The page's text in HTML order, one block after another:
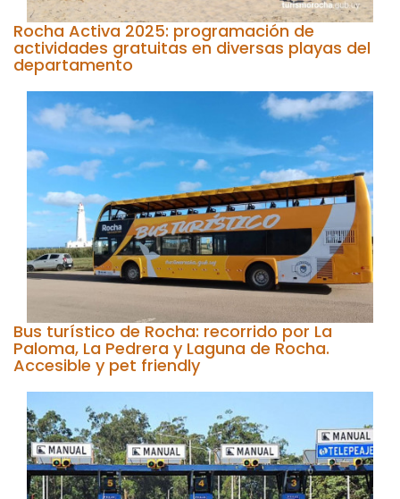
Rocha Activa 2025: programación de
actividades gratuitas en diversas playas del
departamento
Bus turístico de Rocha: recorrido por La
Paloma, La Pedrera y Laguna de Rocha.
Accesible y pet friendly